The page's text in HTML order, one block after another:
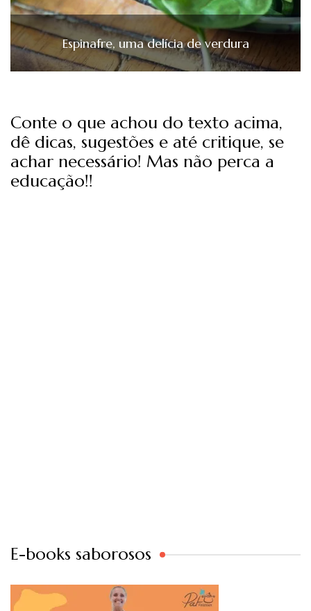
Espinafre, uma delícia de verdura
Conte o que achou do texto acima,
dê dicas, sugestões e até critique, se
achar necessário! Mas não perca a
educação!!
E-books saborosos